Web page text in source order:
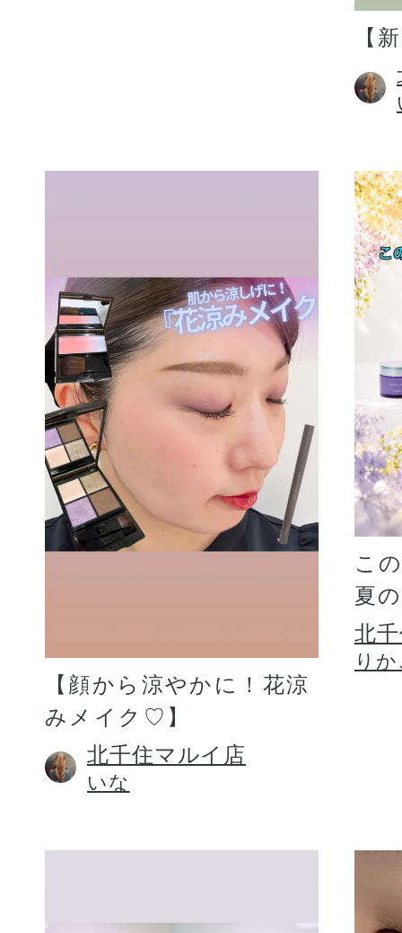
【
【顔から涼やかに！花涼
みメイク♡】
北千住マルイ店
いな
こ
夏
北
り